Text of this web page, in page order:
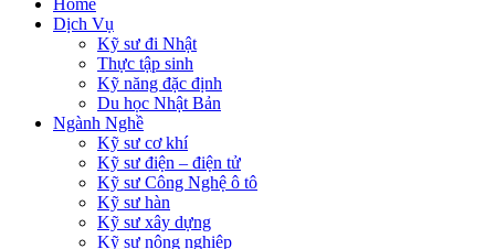
Home
Dịch Vụ
Kỹ sư đi Nhật
Thực tập sinh
Kỹ năng đặc định
Du học Nhật Bản
Ngành Nghề
Kỹ sư cơ khí
Kỹ sư điện – điện tử
Kỹ sư Công Nghệ ô tô
Kỹ sư hàn
Kỹ sư xây dựng
Kỹ sư nông nghiệp